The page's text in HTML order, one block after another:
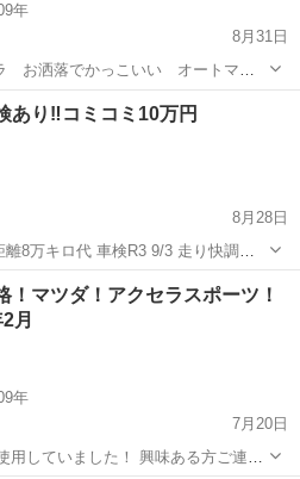
年
8月31日
お洒落でかっこいい オートマ
クセラ
あり‼️コミコミ10万円
8月28日
腐食あります。
クセラ コミコミ
！マツダ！アクセラスポーツ！
月
年
7月20日
た！ 興味ある方ご連絡